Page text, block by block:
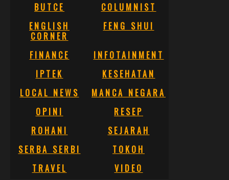
BUTCE
COLUMNIST
ENGLISH
CORNER
FENG SHUI
FINANCE
INFOTAINMENT
IPTEK
KESEHATAN
LOCAL NEWS
MANCA NEGARA
OPINI
RESEP
ROHANI
SEJARAH
SERBA SERBI
TOKOH
TRAVEL
VIDEO